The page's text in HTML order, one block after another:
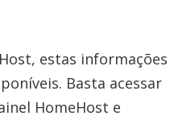
estas informações
Basta acessar
HomeHost e